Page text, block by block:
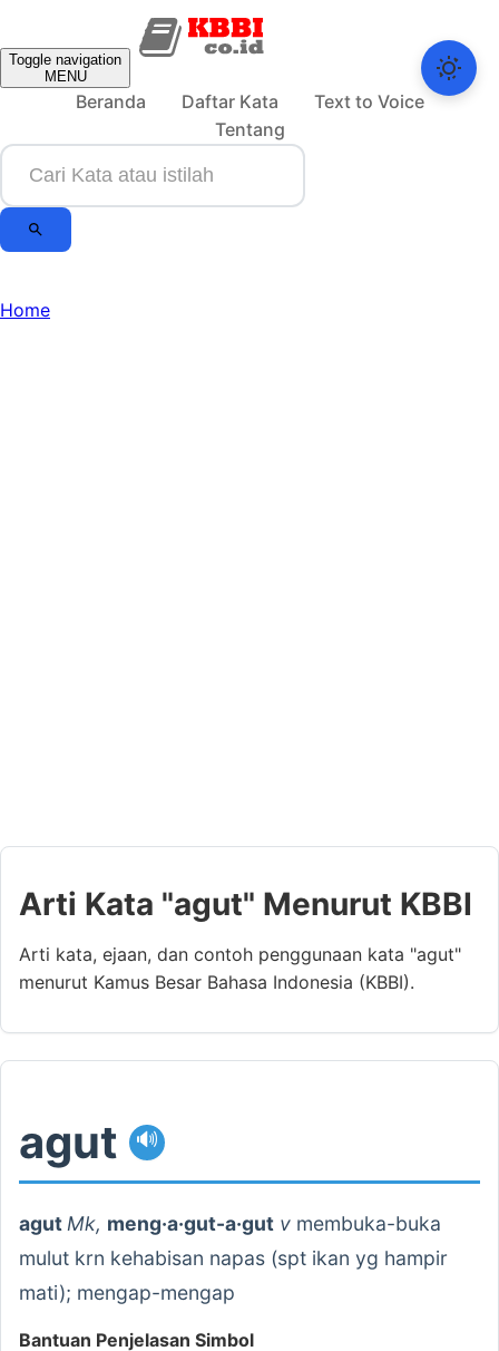
Toggle navigation
MENU
Beranda Daftar Kata
Text to Voice
Tentang
Home
Arti Kata "agut" Menurut KBBI
Arti kata, ejaan, dan contoh penggunaan kata "agut"
menurut Kamus Besar Bahasa Indonesia (KBBI).
agut 🔊
agut Mk, meng·a·gut-a·gut v membuka-buka
mulut krn kehabisan napas (spt ikan yg hampir
mati); mengap-mengap
Bantuan Penjelasan Simbol